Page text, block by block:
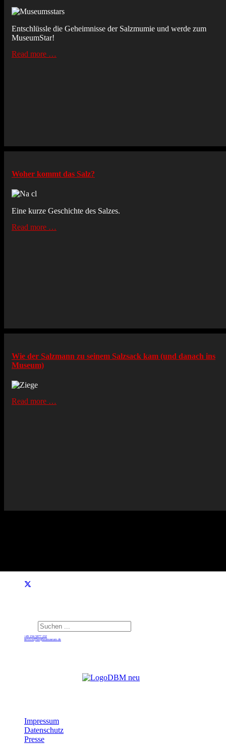
Entschlüssle die Geheimnisse der Salzmumie und werde zum
MuseumStar!
Read more …
Woher kommt das Salz?
Eine kurze Geschichte des Salzes.
Read more …
Wie der Salzmann zu seinem Salzsack kam (und danach ins
Museum)
Read more …
+49 234 5877 232
service@bergbaumuseum.de
Di - So 09:30 bis 17:30 Uhr
Impressum
Datenschutz
Presse